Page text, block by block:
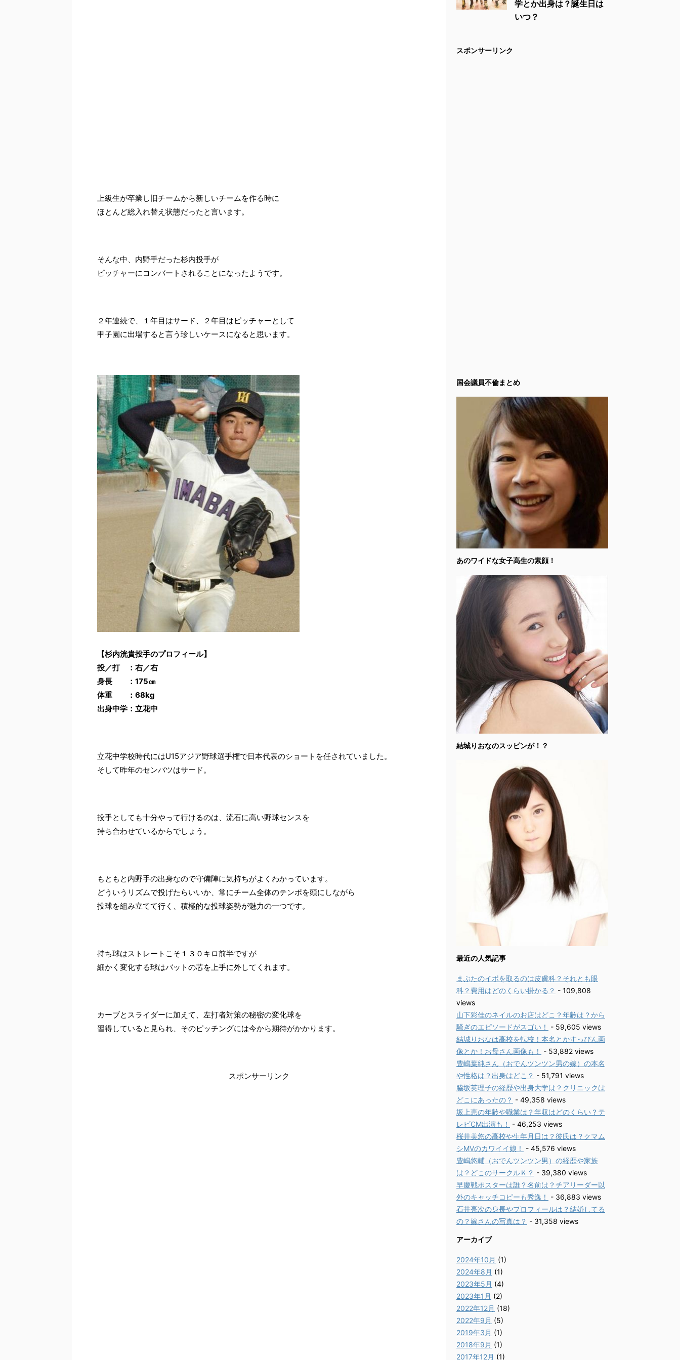
上級生が卒業し旧チームから新しいチームを作る時に
ほとんど総入れ替え状態だったと言います。
そんな中、内野手だった杉内投手が
ピッチャーにコンバートされることになったようです。
２年連続で、１年目はサード、２年目はピッチャーとして
甲子園に出場すると言う珍しいケースになると思います。
【杉内洸貴投手のプロフィール】
投／打 ：右／右
身長 ：175㎝
体重 ：68kg
出身中学：立花中
立花中学校時代にはU15アジア野球選手権で日本代表のショートを任されていました。
そして昨年のセンバツはサード。
投手としても十分やって行けるのは、流石に高い野球センスを
持ち合わせているからでしょう。
もともと内野手の出身なので守備陣に気持ちがよくわかっています。
どういうリズムで投げたらいいか、常にチーム全体のテンポを頭にしながら
投球を組み立てて行く、積極的な投球姿勢が魅力の一つです。
持ち球はストレートこそ１３０キロ前半ですが
細かく変化する球はバットの芯を上手に外してくれます。
カーブとスライダーに加えて、左打者対策の秘密の変化球を
習得していると見られ、そのピッチングには今から期待がかかります。
スポンサーリンク
学とか出身は？誕生日は
いつ？
スポンサーリンク
国会議員不倫まとめ
あのワイドな女子高生の素顔！
結城りおなのスッピンが！？
最近の人気記事
まぶたのイボを取るのは皮膚科？それとも眼
科？費用はどのくらい掛かる？ - 109,808
views
山下彩佳のネイルのお店はどこ？年齢は？から
騒ぎのエピソードがスゴい！
- 59,605 views
結城りおなは高校を転校！本名とかすっぴん画
像とか！お母さん画像も！
- 53,882 views
豊嶋葉純さん（おでんツンツン男の嫁）の本名
や性格は？出身はどこ？ - 51,791 views
脇坂英理子の経歴や出身大学は？クリニックは
どこにあったの？ - 49,358 views
坂上恵の年齢や職業は？年収はどのくらい？テ
レビCM出演も！
- 46,253 views
桜井美悠の高校や生年月日は？彼氏は？クマム
シMVのカワイイ娘！
- 45,576 views
豊嶋悠輔（おでんツンツン男）の経歴や家族
は？どこのサークルＫ？ - 39,380 views
早慶戦ポスターは誰？名前は？チアリーダー以
外のキャッチコピーも秀逸！
- 36,883 views
石井亮次の身長やプロフィールは？結婚してる
の？嫁さんの写真は？ - 31,358 views
アーカイブ
2024年10月 (1)
2024年8月 (1)
2023年5月 (4)
2023年1月 (2)
2022年12月 (18)
2022年9月 (5)
2019年3月 (1)
2018年9月 (1)
2017年12月 (1)